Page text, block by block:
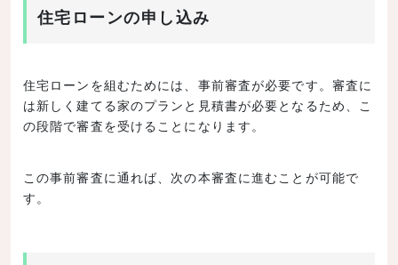
住宅ローンの申し込み
住宅ローンを組むためには、事前審査が必要です。審査に
は新しく建てる家のプランと見積書が必要となるため、こ
の段階で審査を受けることになります。
この事前審査に通れば、次の本審査に進むことが可能で
す。